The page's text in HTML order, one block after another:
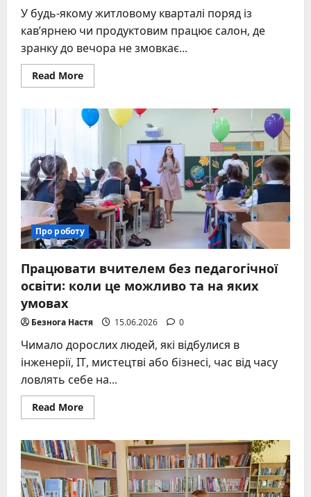
У будь-якому житловому кварталі поряд із
кав’ярнею чи продуктовим працює салон, де
зранку до вечора не змовкає...
Read MoreRead
more
робить
перукар
цінуються
у
справжнього
майстра
краси
Про роботу
Працювати вчителем без педагогічної
освіти: коли це можливо та на яких
умовах
Безнога Настя 15.06.2026 0
Чимало дорослих людей, які відбулися в
інженерії, ІТ, мистецтві або бізнесі, час від часу
ловлять себе на...
Read MoreRead
more
вчителем
без
педагогічної
освіти:
коли
це